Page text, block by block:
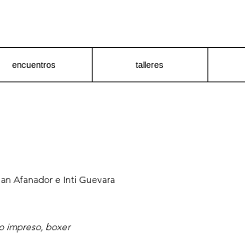
encuentros talleres
Afanador e Inti Guevara
impreso, boxer